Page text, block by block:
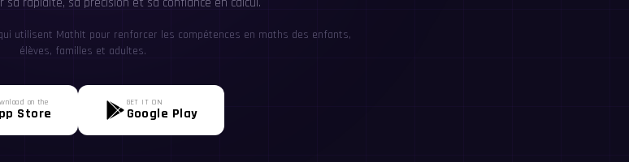
utilisent MathIt pour renforcer les compétences en maths des enfants,
élèves, familles et adultes.
on the
Store
GET IT ON
Google Play